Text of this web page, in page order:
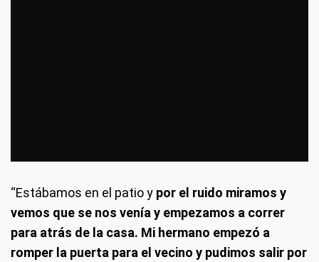
“Estábamos en el patio y por el ruido miramos y
vemos que se nos venía y empezamos a correr
para atrás de la casa. Mi hermano empezó a
romper la puerta para el vecino y pudimos salir por